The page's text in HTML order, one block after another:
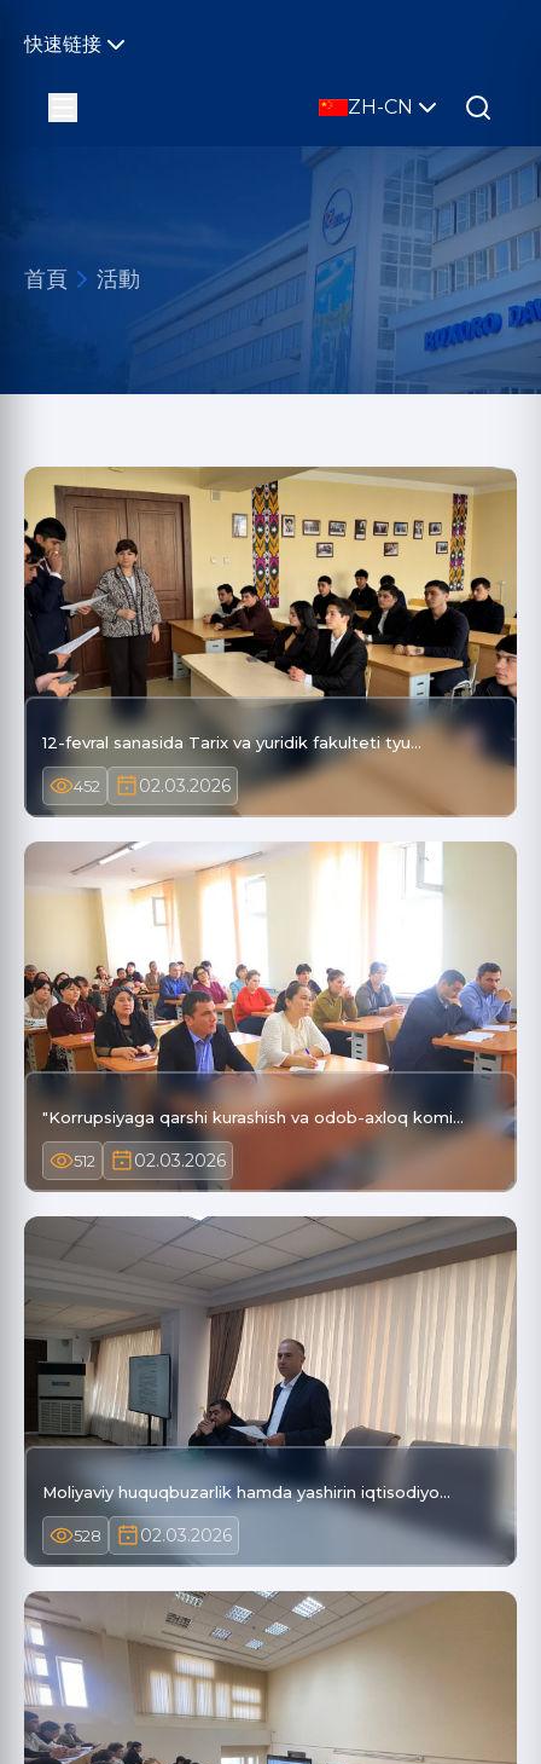
快速链接
ZH-CN
首頁 活動
12-fevral sanasida Tarix va yuridik fakulteti tyu…
452 02.03.2026
"Korrupsiyaga qarshi kurashish va odob-axloq komi…
512 02.03.2026
Moliyaviy huquqbuzarlik hamda yashirin iqtisodiyo…
528 02.03.2026